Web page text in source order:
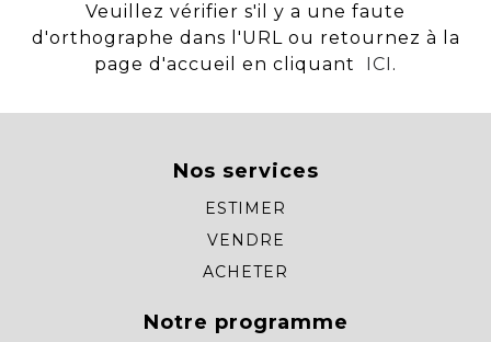
Veuillez vérifier s'il y a une faute
d'orthographe dans l'URL ou retournez à la
page d'accueil en cliquant
ICI .
Nos services
ESTIMER
VENDRE
ACHETER
Notre programme